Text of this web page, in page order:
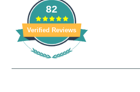
82
Verified Reviews